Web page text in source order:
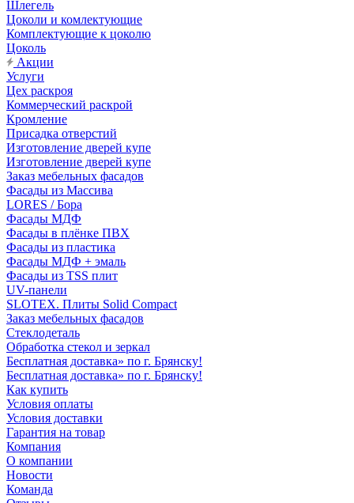
Шлегель
Цоколи и комлектующие
Комплектующие к цоколю
Цоколь
Акции
Услуги
Цех раскроя
Коммерческий раскрой
Кромление
Присадка отверстий
Изготовление дверей купе
Изготовление дверей купе
Заказ мебельных фасадов
Фасады из Массива
LORES / Бора
Фасады МДФ
Фасады в плёнке ПВХ
Фасады из пластика
Фасады МДФ + эмаль
Фасады из TSS плит
UV-панели
SLOTEX. Плиты Solid Compact
Заказ мебельных фасадов
Стеклодеталь
Обработка стекол и зеркал
Бесплатная доставка» по г. Брянску!
Бесплатная доставка» по г. Брянску!
Как купить
Условия оплаты
Условия доставки
Гарантия на товар
Компания
О компании
Новости
Команда